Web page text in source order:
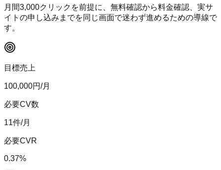
月間3,000クリックを前提に、無料確認から料金確認、実サ
イトの申し込みまでを同じ画面で迷わず進めるための導線で
す。
目標売上
100,000円/月
必要CV数
11件/月
必要CVR
0.37%